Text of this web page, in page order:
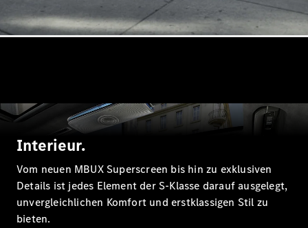
EQS
SUV
Elektrisch
Mercedes-
Maybach
EQS SUV
GLA
GLA
Neu
GLA Neu Elektrisch
GLB
Interieur.
Vom neuen MBUX Superscreen bis hin zu exklusiven
Details ist jedes Element der S-Klasse darauf ausgelegt,
unvergleichlichen Komfort und erstklassigen Stil zu
bieten.